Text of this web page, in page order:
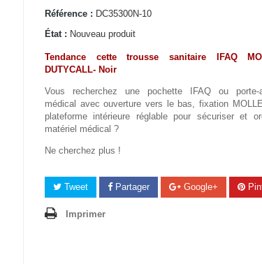
Référence : DC35300N-10
État : Nouveau produit
Tendance cette trousse sanitaire IFAQ
DUTYCALL- Noir
Vous recherchez une pochette IFAQ ou porte-
médical avec ouverture vers le bas, fixation
plateforme intérieure réglable pour sécuriser et
matériel médical ?
Ne cherchez plus !
Tweet Partager Google+
Imprimer